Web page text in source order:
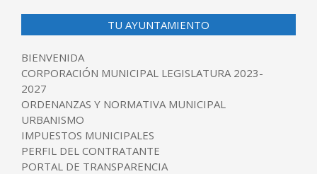
TU AYUNTAMIENTO
BIENVENIDA
CORPORACIÓN MUNICIPAL LEGISLATURA 2023-
2027
ORDENANZAS Y NORMATIVA MUNICIPAL
URBANISMO
IMPUESTOS MUNICIPALES
PERFIL DEL CONTRATANTE
PORTAL DE TRANSPARENCIA